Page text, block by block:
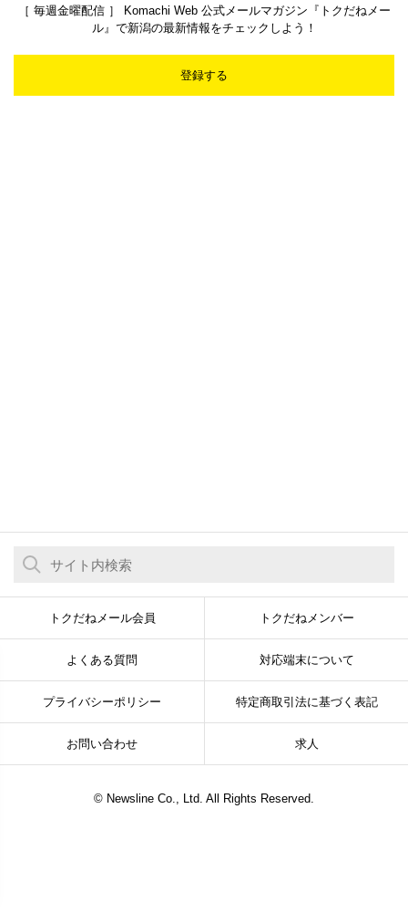
［ 毎週金曜配信 ］ Komachi Web 公式メールマガジン『トクだねメー
ル』で新潟の最新情報をチェックしよう！
登録する
トクだねメール会員 トクだねメンバー
よくある質問 対応端末について
プライバシーポリシー 特定商取引法に基づく表記
お問い合わせ 求人
© Newsline Co., Ltd. All Rights Reserved.